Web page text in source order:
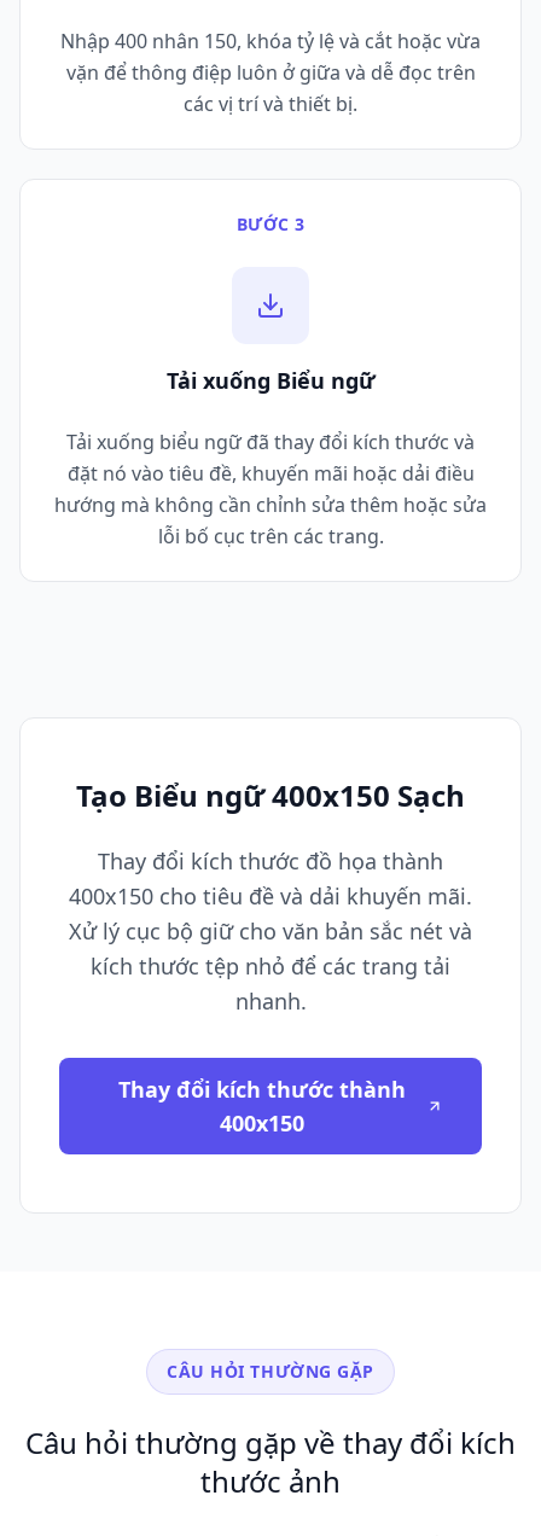
Nhập 400 nhân 150, khóa tỷ lệ và cắt hoặc vừa
vặn để thông điệp luôn ở giữa và dễ đọc trên
các vị trí và thiết bị.
BƯỚC 3
Tải xuống Biểu ngữ
Tải xuống biểu ngữ đã thay đổi kích thước và
đặt nó vào tiêu đề, khuyến mãi hoặc dải điều
hướng mà không cần chỉnh sửa thêm hoặc sửa
lỗi bố cục trên các trang.
Tạo Biểu ngữ 400x150 Sạch
Thay đổi kích thước đồ họa thành
400x150 cho tiêu đề và dải khuyến mãi.
Xử lý cục bộ giữ cho văn bản sắc nét và
kích thước tệp nhỏ để các trang tải
nhanh.
Thay đổi kích thước thành
400x150
CÂU HỎI THƯỜNG GẶP
Câu hỏi thường gặp về thay đổi kích
thước ảnh